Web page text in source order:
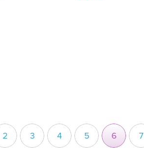
2 3 4 5 6 7